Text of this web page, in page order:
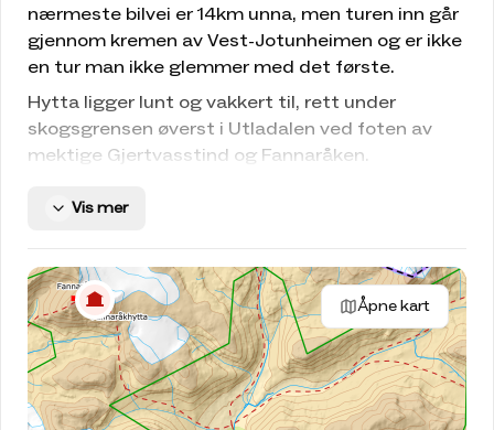
nærmeste bilvei er 14km unna, men turen inn går
gjennom kremen av Vest-Jotunheimen og er ikke
en tur man ikke glemmer med det første.
Hytta ligger lunt og vakkert til, rett under
skogsgrensen øverst i Utladalen ved foten av
mektige Gjertvasstind og Fannaråken.
tilbake til!
Allerede rundt 1870 kom de første turistene og
tindebestigerne til Skogadalsbøen. I
begynnelsen fikk de overnatte i sel som var i drift
på sommerstid. Etter hvert opppdaget flere
turister dette vakre området og dermed ble
Skogadalsbøen bygget, som nr 8 i rekken av
Vis mer
Åpne kart